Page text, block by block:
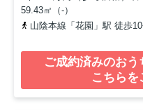
59.43㎡（-）
山陰本線「花園」駅 徒歩
ご成約済みのお
こちらを